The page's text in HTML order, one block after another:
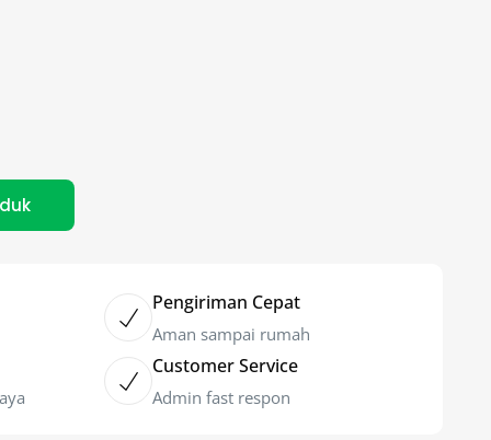
Pengiriman Cepat
Aman sampai rumah
Customer Service
Admin fast respon